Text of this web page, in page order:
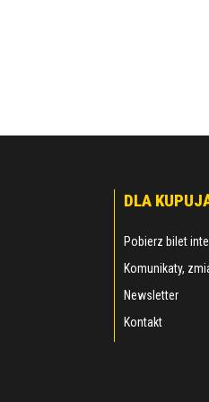
DLA
Pobierz bilet
Komunikaty,
Newsletter
Kontakt